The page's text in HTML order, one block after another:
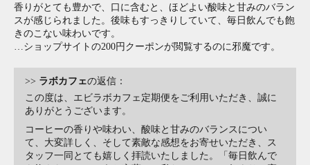
香りがとても豊かで、口に含むと、ほどよい酸味と甘みのバラン
スが感じられました。後味もすっきりしていて、毎日飲んでも飽
きのこない味わいです。
…ショップサイトの200円クーポンが閲覧するのに邪魔です。
>> ラボカフェの返信：
この度は、エビラボカフェ定期便をご利用いただき、誠に
ありがとうございます。
コーヒーの香りや味わい、酸味と甘みのバランスについ
て、大変詳しく、そして素敵な感想をお寄せいただき、ス
タッフ一同とても嬉しく拝読いたしました。「毎日飲んで